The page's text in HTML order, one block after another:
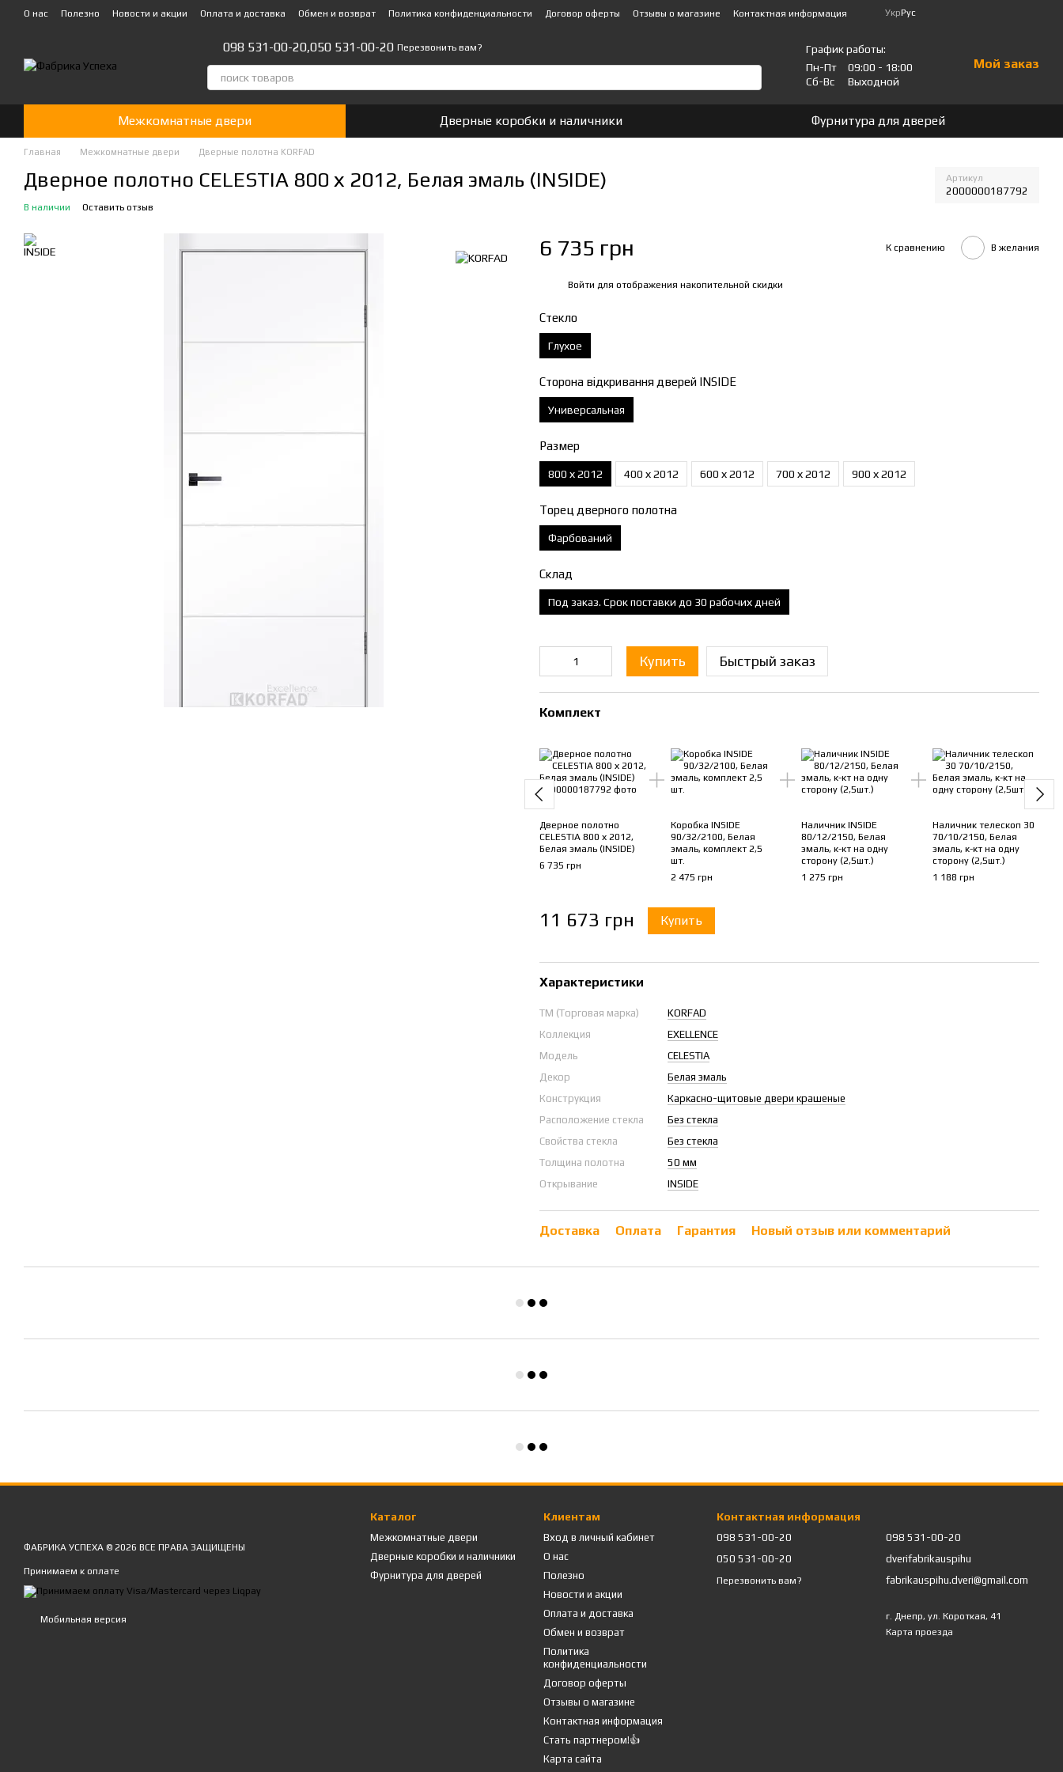
Перейти к основному контенту
О нас Полезно Новости и акции Оплата и доставка Обмен и возврат Политика конфиденциальности Договор оферты Отзывы о магазине
Контактная информация
УкрРус
098 531-00-20,050 531-00-20 Перезвонить вам?
График работы:
Пн-Пт
09:00 - 18:00
Сб-Вс
Выходной
Мой заказ
Межкомнатные двери Дверные коробки и наличники Фурнитура для дверей
Главная Межкомнатные двери Дверные полотна KORFAD
Дверное полотно CELESTIA 800 х 2012, Белая эмаль (INSIDE) Артикул
2000000187792
В наличии Оставить отзыв
6 735 грн К сравнению В желания
Войти для отображения накопительной скидки
Стекло
Глухое
Сторона відкривання дверей INSIDE
Универсальная
Размер
800 х 2012 400 х 2012 600 х 2012 700 х 2012 900 х 2012
Торец дверного полотна
Фарбований
Склад
Под заказ. Срок поставки до 30 рабочих дней
Купить Быстрый заказ
Комплект
Дверное полотно
CELESTIA 800 х 2012,
Белая эмаль (INSIDE)
6 735 грн
Коробка INSIDE
90/32/2100, Белая
эмаль, комплект 2,5
шт.
2 475 грн
Наличник INSIDE
80/12/2150, Белая
эмаль, к-кт на одну
сторону (2,5шт.)
1 275 грн
Наличник телескоп 30
70/10/2150, Белая
эмаль, к-кт на одну
сторону (2,5шт.)
1 188 грн
11 673 грн Купить
Характеристики
ТМ (Торговая марка)
KORFAD
Коллекция
EXELLENCE
Модель
CELESTIA
Декор
Белая эмаль
Конструкция
Каркасно-щитовые двери крашеные
Расположение стекла
Без стекла
Свойства стекла
Без стекла
Толщина полотна
50 мм
Открывание
INSIDE
Доставка Оплата Гарантия Новый отзыв или комментарий
ФАБРИКА УСПЕХА © 2026 ВСЕ ПРАВА ЗАЩИЩЕНЫ
Принимаем к оплате
Мобильная версия
Каталог
Межкомнатные двери
Дверные коробки и наличники
Фурнитура для дверей
Клиентам
Вход в личный кабинет
О нас
Полезно
Новости и акции
Оплата и доставка
Обмен и возврат
Политика
конфиденциальности
Договор оферты
Отзывы о магазине
Контактная информация
Стать партнером!👍
Карта сайта
Контактная информация
098 531-00-20
050 531-00-20
Перезвонить вам?
098 531-00-20
dverifabrikauspihu
fabrikauspihu.dveri@gmail.com
г. Днепр, ул. Короткая, 41
Карта проезда